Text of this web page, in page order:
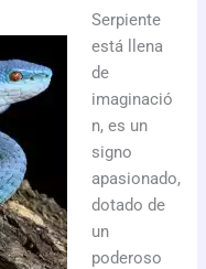
Serpiente
está llena
de
imaginació
n, es un
signo
apasionado,
dotado de
un
poderoso